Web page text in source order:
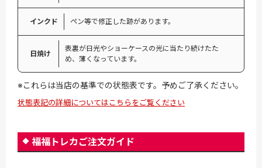
インクド ペン等で修正した跡があります。
日焼け
表裏が日光やショーケースの光に当たり続けたた
め、薄くなっています。
※これらは当店の基準での状態表です。予めご了承ください。
状態表記の詳細についてはこちらをご覧ください
福福トレカご注文ガイド